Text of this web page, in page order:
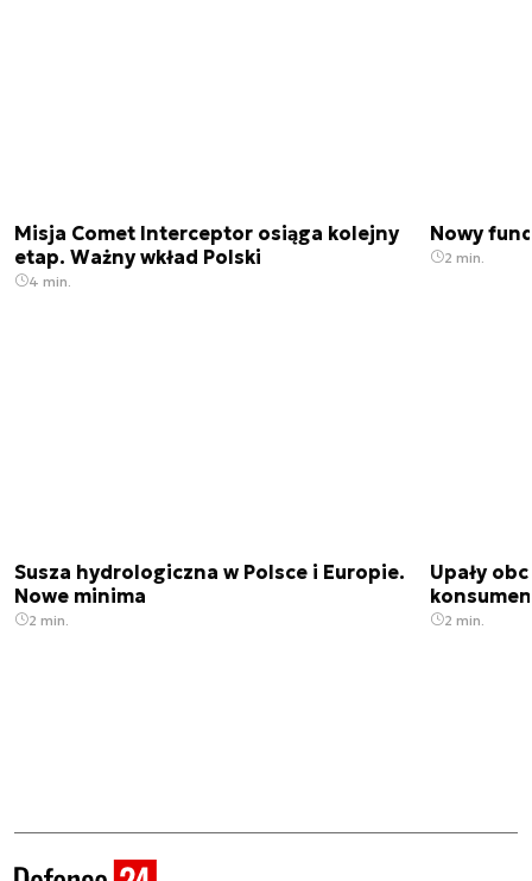
Misja Comet Interceptor osiąga kolejny
etap. Ważny wkład Polski
4 min.
Nowy
2 min.
Susza hydrologiczna w Polsce i Europie.
Nowe minima
2 min.
Upały
2 min.